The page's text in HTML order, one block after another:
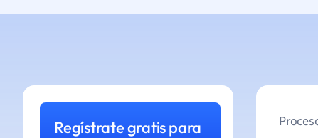
Regístrate gratis para